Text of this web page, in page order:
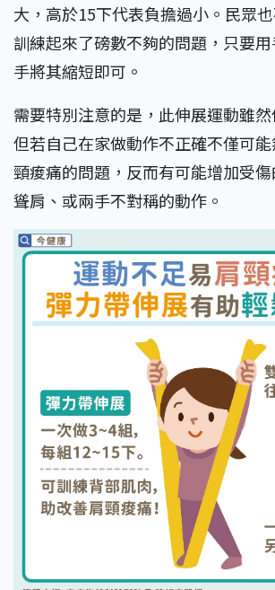
大，高於15下代表負擔過小。民眾
訓練起來了磅數不夠的問題，只要
手將其縮短即可。
需要特別注意的是，此伸展運動雖然
但若自己在家做動作不正確不僅可
頸痠痛的問題，反而有可能增加受
聳肩、或兩手不對稱的動作。